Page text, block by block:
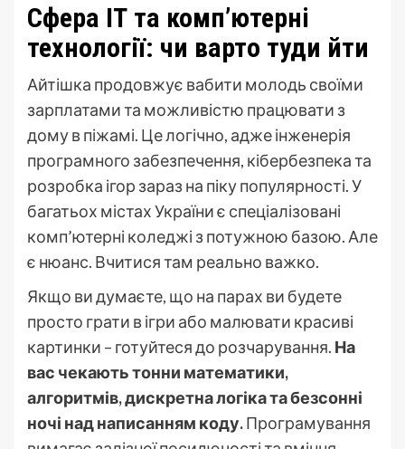
Сфера ІТ та комп’ютерні
технології: чи варто туди йти
Айтішка продовжує вабити молодь своїми
зарплатами та можливістю працювати з
дому в піжамі. Це логічно, адже інженерія
програмного забезпечення, кібербезпека та
розробка ігор зараз на піку популярності. У
багатьох містах України є спеціалізовані
комп’ютерні коледжі з потужною базою. Але
є нюанс. Вчитися там реально важко.
Якщо ви думаєте, що на парах ви будете
просто грати в ігри або малювати красиві
картинки – готуйтеся до розчарування. На
вас чекають тонни математики,
алгоритмів, дискретна логіка та безсонні
ночі над написанням коду.Програмування